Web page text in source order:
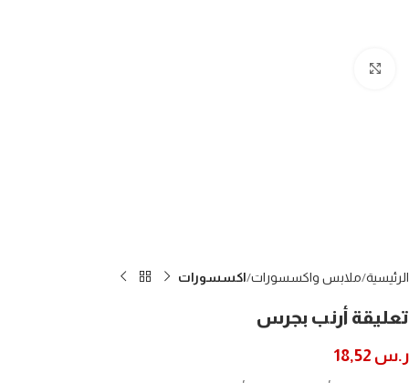
الرئيسية ملابس واكسسورات اكسسورات
تعليقة أرنب بجرس
ر.س